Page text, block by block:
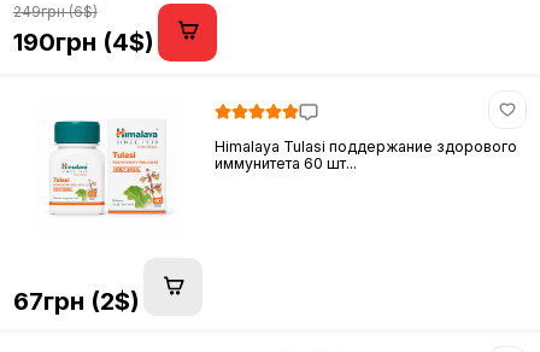
249грн (6$)
190грн (4$)
Himalaya Tulasi поддержание здорового
иммунитета 60 шт...
67грн (2$)